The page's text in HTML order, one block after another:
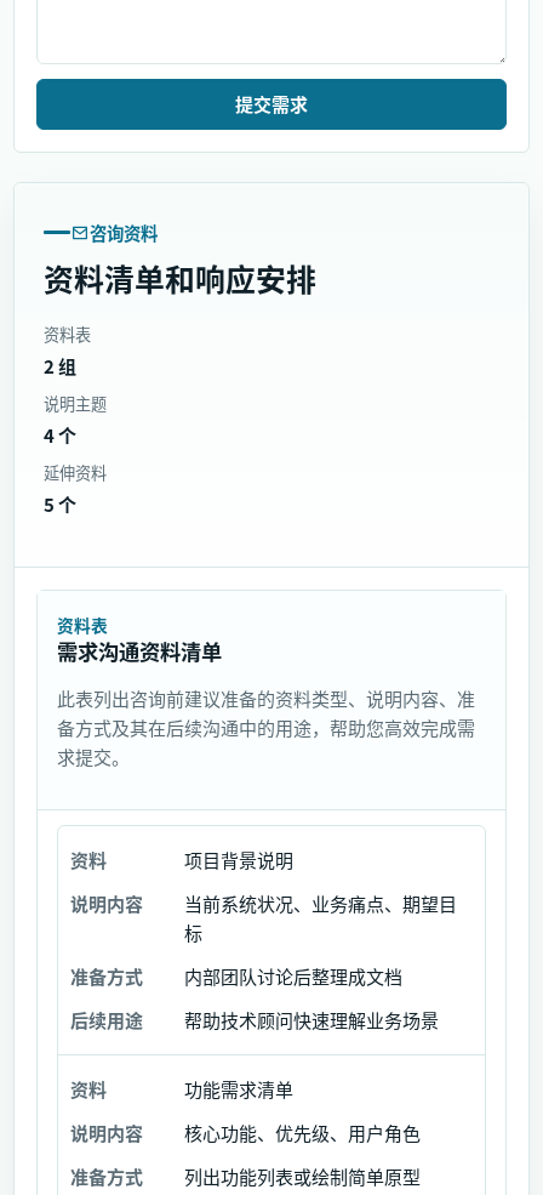
提交需求
咨询资料
资料清单和响应安排
资料表
2 组
说明主题
4 个
延伸资料
5 个
资料表
需求沟通资料清单
此表列出咨询前建议准备的资料类型、说明内容、准
备方式及其在后续沟通中的用途，帮助您高效完成需
求提交。
资
料
明
内
容
准
备
方
式
项目背景说明
当前系统状况、业务痛点、期望目
标
内部团队讨论后整理成文档
帮助技术顾问快速理解业务场景
功能需求清单
核心功能、优先级、用户角色
列出功能列表或绘制简单原型